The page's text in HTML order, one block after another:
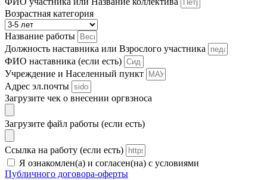
Возрастная категория
Название работы
Должность наставника или Взрослого участника
ФИО наставника (если есть)
Учреждение и Населенный пункт
Адрес эл.почты
Загрузите чек о внесении оргвзноса
Загрузите файл работы (если есть)
Ссылка на работу (если есть)
Я ознакомлен(а) и согласен(на) с условиями
Публичного договора-оферты